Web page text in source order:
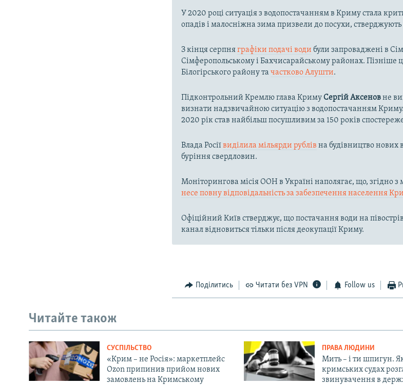
У 2020 році ситуація з водопостачанням в Криму стала
опадів і малосніжна зима призвели до посухи, стверджують
З кінця серпняграфіки подачі води були запроваджені в
Сімферопольському і Бахчисарайському районах. Пізніше
Білогірського району тачастково Алушти.
Підконтрольний Кремлю глава КримуСергій Аксеновне
визнати надзвичайною ситуацію з водопостачанням
2020 рік став найбільш посушливим за 150 років
Влада Росіївиділила мільярди рублів на будівництво нових
буріння свердловин.
Моніторингова місія ООН в Україні наполягає, що, згідно
несе повну відповідальність за забезпечення населення
Офіційний Київ стверджує, що постачання води на
канал відновиться тільки після деокупації Криму.
Поділитись Читати без VPN Follow us
Читайте також
СУСПІЛЬСТВО
«Крим – не Росія»: маркетплейс
Ozon припинив прийом нових
замовлень на Кримському
ПРАВА ЛЮДИНИ
Мить – і ти шпигун.
кримських судах
звинувачення в